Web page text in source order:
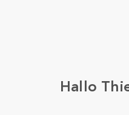
Hallo